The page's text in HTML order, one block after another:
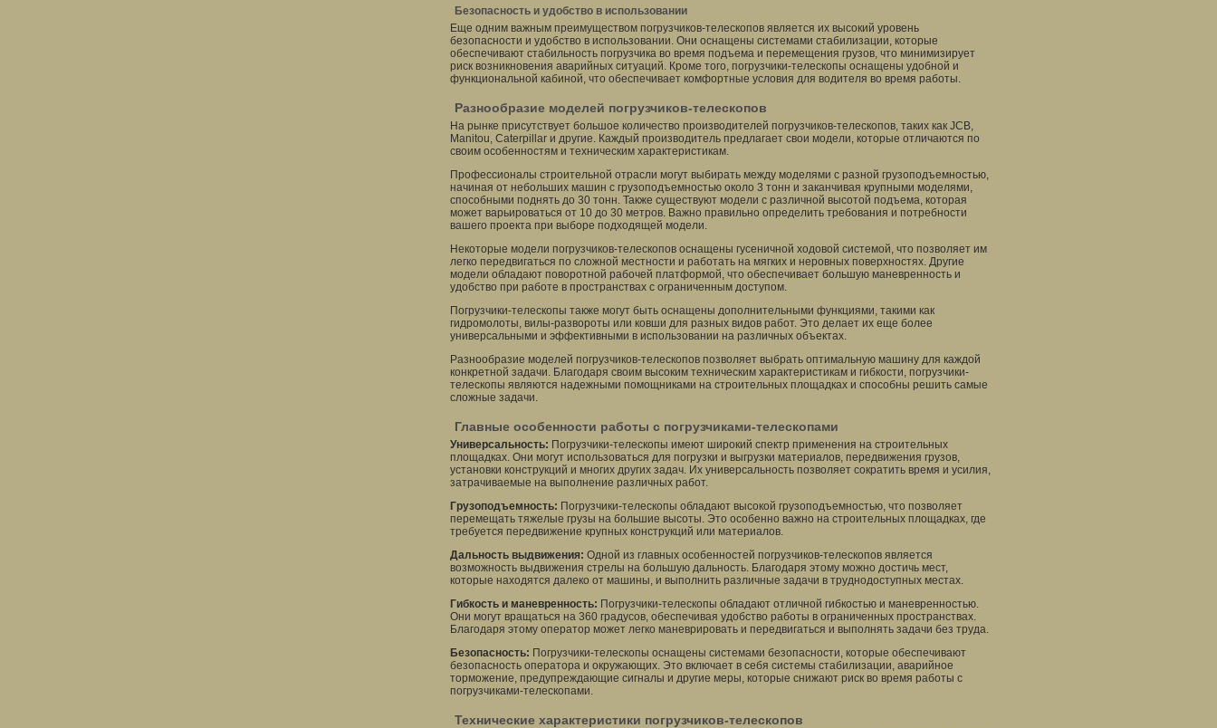
Безопасность и удобство в использовании
Еще одним важным преимуществом погрузчиков-телескопов является их высокий уровень
безопасности и удобство в использовании. Они оснащены системами стабилизации, которые
обеспечивают стабильность погрузчика во время подъема и перемещения грузов, что минимизирует
риск возникновения аварийных ситуаций. Кроме того, погрузчики-телескопы оснащены удобной и
функциональной кабиной, что обеспечивает комфортные условия для водителя во время работы.
Разнообразие моделей погрузчиков-телескопов
На рынке присутствует большое количество производителей погрузчиков-телескопов, таких как JCB,
Manitou, Caterpillar и другие. Каждый производитель предлагает свои модели, которые отличаются по
своим особенностям и техническим характеристикам.
Профессионалы строительной отрасли могут выбирать между моделями с разной грузоподъемностью,
начиная от небольших машин с грузоподъемностью около 3 тонн и заканчивая крупными моделями,
способными поднять до 30 тонн. Также существуют модели с различной высотой подъема, которая
может варьироваться от 10 до 30 метров. Важно правильно определить требования и потребности
вашего проекта при выборе подходящей модели.
Некоторые модели погрузчиков-телескопов оснащены гусеничной ходовой системой, что позволяет им
легко передвигаться по сложной местности и работать на мягких и неровных поверхностях. Другие
модели обладают поворотной рабочей платформой, что обеспечивает большую маневренность и
удобство при работе в пространствах с ограниченным доступом.
Погрузчики-телескопы также могут быть оснащены дополнительными функциями, такими как
гидромолоты, вилы-развороты или ковши для разных видов работ. Это делает их еще более
универсальными и эффективными в использовании на различных объектах.
Разнообразие моделей погрузчиков-телескопов позволяет выбрать оптимальную машину для каждой
конкретной задачи. Благодаря своим высоким техническим характеристикам и гибкости, погрузчики-
телескопы являются надежными помощниками на строительных площадках и способны решить самые
сложные задачи.
Главные особенности работы с погрузчиками-телескопами
Универсальность: Погрузчики-телескопы имеют широкий спектр применения на строительных
площадках. Они могут использоваться для погрузки и выгрузки материалов, передвижения грузов,
установки конструкций и многих других задач. Их универсальность позволяет сократить время и усилия,
затрачиваемые на выполнение различных работ.
Грузоподъемность: Погрузчики-телескопы обладают высокой грузоподъемностью, что позволяет
перемещать тяжелые грузы на большие высоты. Это особенно важно на строительных площадках, где
требуется передвижение крупных конструкций или материалов.
Дальность выдвижения: Одной из главных особенностей погрузчиков-телескопов является
возможность выдвижения стрелы на большую дальность. Благодаря этому можно достичь мест,
которые находятся далеко от машины, и выполнить различные задачи в труднодоступных местах.
Гибкость и маневренность: Погрузчики-телескопы обладают отличной гибкостью и маневренностью.
Они могут вращаться на 360 градусов, обеспечивая удобство работы в ограниченных пространствах.
Благодаря этому оператор может легко маневрировать и передвигаться и выполнять задачи без труда.
Безопасность: Погрузчики-телескопы оснащены системами безопасности, которые обеспечивают
безопасность оператора и окружающих. Это включает в себя системы стабилизации, аварийное
торможение, предупреждающие сигналы и другие меры, которые снижают риск во время работы с
погрузчиками-телескопами.
Технические характеристики погрузчиков-телескопов